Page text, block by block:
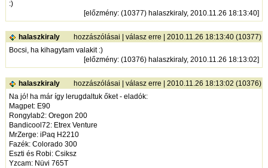
:)
[előzmény: (10377) halaszkiraly, 2010.11.26 18:13:40]
halaszkiraly hozzászólásai válasz erre | 2010.11.26 18:13:40 (10377)
Bocsi, ha kihagytam valakit :)
[előzmény: (10376) halaszkiraly, 2010.11.26 18:13:02]
halaszkiraly hozzászólásai válasz erre | 2010.11.26 18:13:02 (10376)
Na jó! ha már így lerugdaltuk őket - eladók:
Magpet: E90
Rongylab2: Oregon 200
Bandicool72: Etrex Venture
MrZerge: iPaq H2210
Fazék: Colorado 300
Eszti és Robi: Csiksz
Yzcam: Nüvi 765T